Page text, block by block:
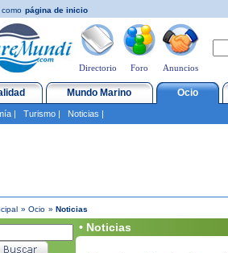
página de inicio
Directorio Foro Anuncios
Mundo Marino Ocio
| Turismo| Noticias |
» Ocio » Noticias
• Noticias